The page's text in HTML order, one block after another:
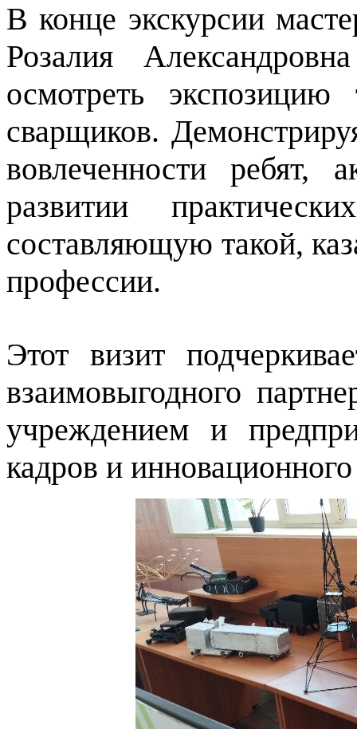
В конце экскурсии
Розалия
осмотреть экспозицию
сварщиков.
вовлеченности ребят,
развитии
составляющую такой,
профессии.
Этот визит
взаимовыгодного
учреждением и
кадров и